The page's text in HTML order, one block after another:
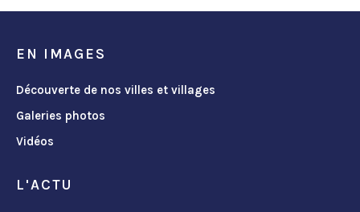
EN IMAGES
Découverte de nos villes et villages
Galeries photos
Vidéos
L'ACTU